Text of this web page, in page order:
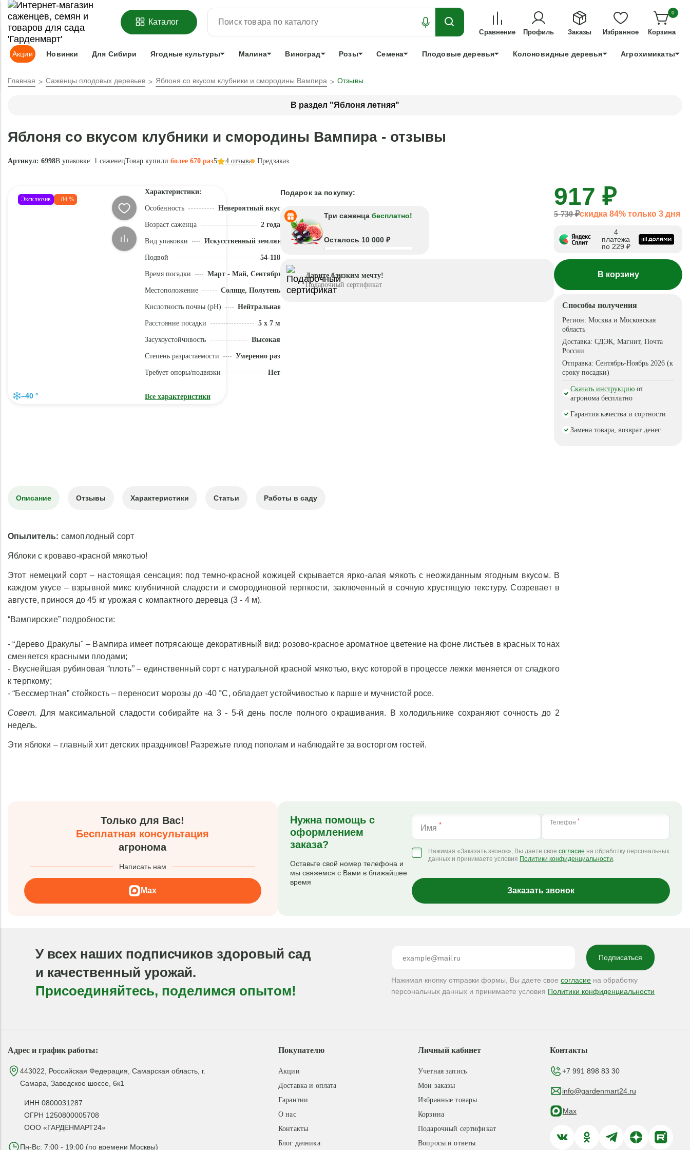
ОФОРМИТЬПРЕДЗАКАЗ =ЗАБРОНИРОВАТЬЛУЧШЕЕ ДЛЯ ТЕХ, КТО УСПЕЕТ!
Адрес доставки:Москва Доставка и оплата Гарантии +7 991 898 83 30
Каталог
Сравнение Профиль Заказы Избранное
0
Корзина
Акции Новинки Для Сибири Ягодные культуры Малина Виноград Розы Семена Плодовые деревья Колоновидные деревья Агрохимикаты
Главная Саженцы плодовых деревьев Яблоня со вкусом клубники и смородины Вампира Отзывы
В раздел "Яблоня летняя"
Яблоня со вкусом клубники и смородины Вампира - отзывы
Артикул: 6998В упаковке: 1 саженецТовар купили более 670 раз5 4 отзыва Предзаказ
Эксклюзив - 84 %
–40 °
Характеристики:
Особенность Невероятный вкус
Возраст саженца 2 года
Вид упаковки Искусственный земляной ком
Подвой 54-118
Время посадки Март - Май, Сентябрь - Ноябрь
Местоположение Солнце, Полутень
Кислотность почвы (pH) Нейтральная (5,5 - 7)
Расстояние посадки 5 x 7 м
Засухоустойчивость Высокая
Степень разрастаемости Умеренно разрастается
Требует опоры/подвязки Нет
Все характеристики
Подарок за покупку:
Три саженца бесплатно!
Осталось 10 000 ₽
Дарите близким мечту!
Подарочный сертификат
917 ₽
5 730 ₽скидка 84% только 3 дня
4
платежа
по 229 ₽
В корзину
Способы получения
Регион:Москва и Московская
область
Доставка:СДЭК, Магнит, Почта
России
Отправка:Сентябрь-Ноябрь 2026 (к
сроку посадки)
Скачать инструкцию от
агронома бесплатно
Гарантия качества и сортности
Замена товара, возврат денег
Описание Отзывы Характеристики Статьи Работы в саду
Опылитель: самоплодный сорт
Яблоки с кроваво-красной мякотью!
Этот немецкий сорт – настоящая сенсация: под темно-красной кожицей скрывается ярко-алая мякоть с неожиданным ягодным вкусом. В
каждом укусе – взрывной микс клубничной сладости и смородиновой терпкости, заключенный в сочную хрустящую текстуру. Созревает в
августе, принося до 45 кг урожая с компактного деревца (3 - 4 м).
“Вампирские” подробности:
- “Дерево Дракулы" – Вампира имеет потрясающе декоративный вид: розово-красное ароматное цветение на фоне листьев в красных тонах
сменяется красными плодами;
- Вкуснейшая рубиновая “плоть” – единственный сорт с натуральной красной мякотью, вкус которой в процессе лежки меняется от сладкого
к терпкому;
- “Бессмертная” стойкость – переносит морозы до -40 °C, обладает устойчивостью к парше и мучнистой росе.
Совет. Для максимальной сладости собирайте на 3 - 5-й день после полного окрашивания. В холодильнике сохраняют сочность до 2
недель.
Эти яблоки – главный хит детских праздников! Разрежьте плод пополам и наблюдайте за восторгом гостей.
Только для Вас!
Бесплатная консультация
агронома
Написать нам
Max
Нужна помощь с
оформлением
заказа?
Оставьте свой номер телефона и
мы свяжемся с Вами в ближайшее
время
Имя * Телефон *
Нажимая «Заказать звонок», Вы даете своесогласие на обработку персональных
данных и принимаете условия Политики конфиденциальности.
Заказать звонок
У всех наших подписчиков здоровый сад
и качественный урожай.
Присоединяйтесь, поделимся опытом!
Нажимая кнопку отправки формы, Вы даете своесогласие на обработку
персональных данных и принимаете условия Политики конфиденциальности
Адрес и график работы:
443022, Российская Федерация, Самарская область, г.
Самара, Заводское шоссе, 6к1
ИНН 0800031287
ОГРН 1250800005708
ООО «ГАРДЕНМАРТ24»
Пн-Вс: 7:00 - 19:00 (по времени Москвы)
Покупателю
Акции
Доставка и оплата
Гарантии
О нас
Контакты
Блог дачника
Личный кабинет
Учетная запись
Мои заказы
Избранные товары
Корзина
Подарочный сертификат
Вопросы и ответы
Контакты
+7 991 898 83 30
info@gardenmart24.ru
Max